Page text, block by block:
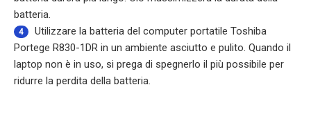
batteria.
4 Utilizzare la batteria del computer portatile Toshiba
Portege R830-1DR in un ambiente asciutto e pulito. Quando il
laptop non è in uso, si prega di spegnerlo il più possibile per
ridurre la perdita della batteria.